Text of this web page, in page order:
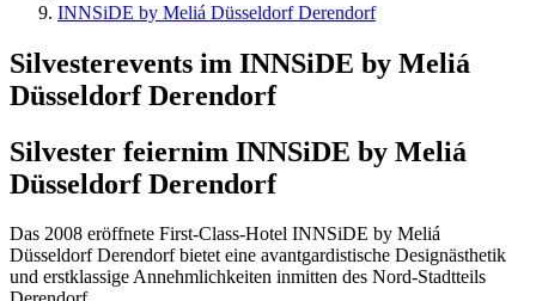
INNSiDE by Meliá Düsseldorf Derendorf
Silvesterevents im INNSiDE by Meliá
Düsseldorf Derendorf
Silvester feiernim INNSiDE by Meliá
Düsseldorf Derendorf
Das 2008 eröffnete First-Class-Hotel INNSiDE by Meliá
Düsseldorf Derendorf bietet eine avantgardistische Designästhetik
und erstklassige Annehmlichkeiten inmitten des Nord-Stadtteils